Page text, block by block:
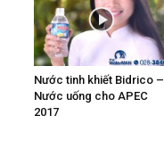
Nước tinh khiết Bidrico –
Nước uống cho APEC
2017